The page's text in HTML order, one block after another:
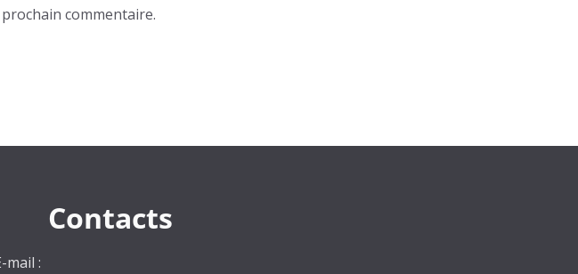
commentaire.
Contacts
mail :